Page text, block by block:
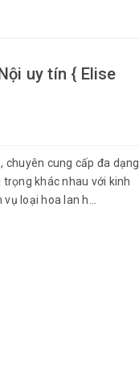
uy tín { Elise
chuyên cung cấp đa dạng
khác nhau với kinh
loại hoa lan h...